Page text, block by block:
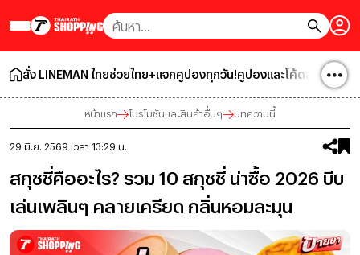
สั่ง LINEMAN ไทยช่วยไทย+แจกคูปองทุกวัน!คูปองและโค้ดส่วนลดโป
หน้าแรก โปรโมชันและสินค้าอื่นๆ บทความนี้
29 มิ.ย. 2569 เวลา 13:29 น.
สกุชชี่คืออะไร? รวม 10 สกุชชี่ น่าซื้อ 2026 บีบ
เล่นเพลินๆ คลายเครียด กลิ่นหอมละมุน